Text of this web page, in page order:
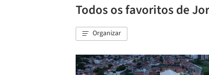
Todos os favoritos de
Organizar